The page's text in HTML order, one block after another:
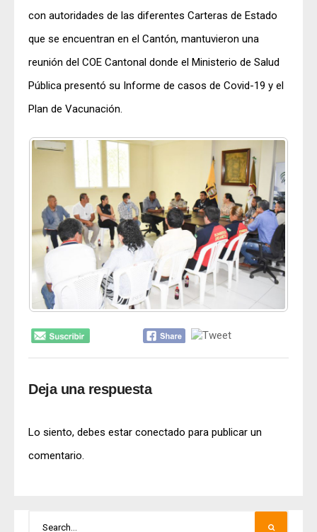
con autoridades de las diferentes Carteras de Estado
que se encuentran en el Cantón, mantuvieron una
reunión del COE Cantonal donde el Ministerio de Salud
Pública presentó su Informe de casos de Covid-19 y el
Plan de Vacunación.
Deja una respuesta
Lo siento, debes estar conectado para publicar un
comentario.